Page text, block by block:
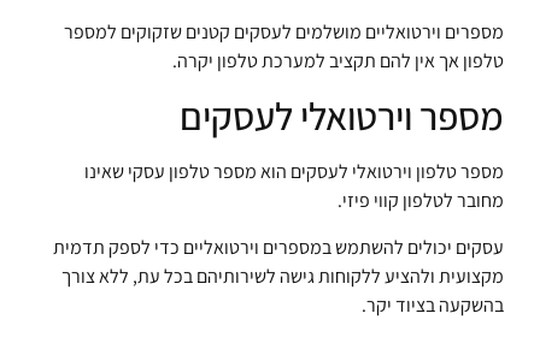
מספרים וירטואליים מושלמים לעסקים קטנים שזקוקים למספר
טלפון אך אין להם תקציב למערכת טלפון יקרה.
מספר וירטואלי לעסקים
מספר טלפון וירטואלי לעסקים הוא מספר טלפון עסקי שאינו
מחובר לטלפון קווי פיזי.
עסקים יכולים להשתמש במספרים וירטואליים כדי לספק תדמית
מקצועית ולהציע ללקוחות גישה לשירותיהם בכל עת, ללא צורך
בהשקעה בציוד יקר.